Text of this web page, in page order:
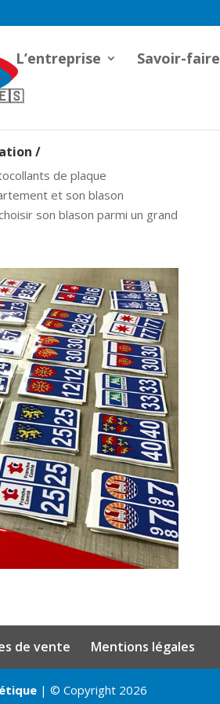
L’entreprise Savoir-faire
/
de plaque
et son blason
son blason parmi un grand
de vente Mentions légales
| © Copyright 2026